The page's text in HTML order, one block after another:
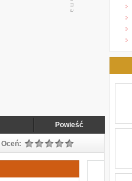
Powieść
Oceń: